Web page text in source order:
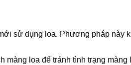
sử dụng loa. Phương pháp này
loa để tránh tình trạng màng